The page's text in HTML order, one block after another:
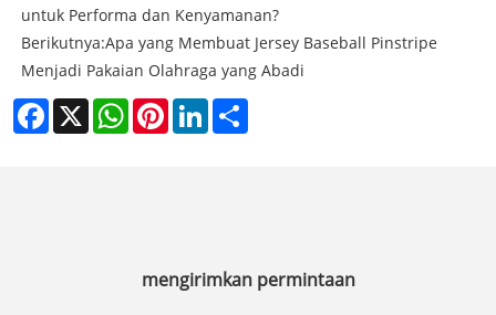
untuk Performa dan Kenyamanan?
Berikutnya:Apa yang Membuat Jersey Baseball Pinstripe
Menjadi Pakaian Olahraga yang Abadi
Facebook
X WhatsAppPinterestLinkedIn
mengirimkan permintaan